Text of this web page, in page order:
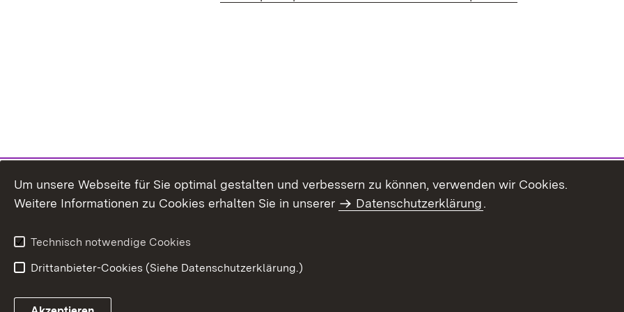
Um unsere Webseite für Sie optimal gestalten und verbessern zu können, verwenden wir Cookies.
Weitere Informationen zu Cookies erhalten Sie in unserer
Datenschutzerklärung.
Technisch notwendige Cookies
Drittanbieter-Cookies (Siehe Datenschutzerklärung.)